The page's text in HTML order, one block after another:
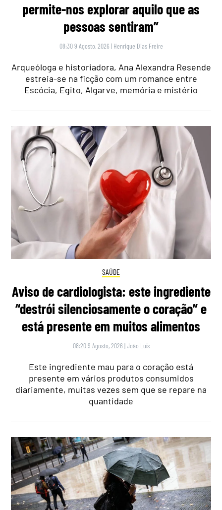
permite-nos explorar aquilo que as
pessoas sentiram”
08:30 9 Agosto, 2026 | Henrique Dias Freire
Arqueóloga e historiadora, Ana Alexandra Resende
estreia-se na ficção com um romance entre
Escócia, Egito, Algarve, memória e mistério
SAÚDE
Aviso de cardiologista: este ingrediente
“destrói silenciosamente o coração” e
está presente em muitos alimentos
08:20 9 Agosto, 2026 |João Luís
Este ingrediente mau para o coração está
presente em vários produtos consumidos
diariamente, muitas vezes sem que se repare na
quantidade